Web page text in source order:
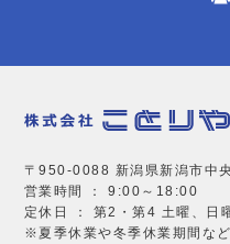
〒950-0088 新潟県新潟市中
営業時間 ： 9:00～18:00
定休日 ： 第2・第4 土曜、日
※夏季休業や冬季休業期間な